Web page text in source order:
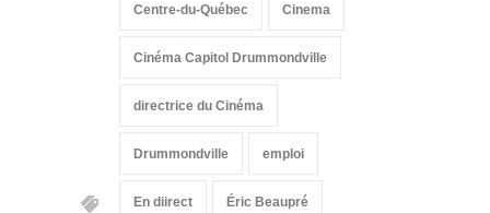
Centre-du-Québec Cinema
Cinéma Capitol Drummondville
directrice du Cinéma
Drummondville emploi
En diirect Éric Beaupré